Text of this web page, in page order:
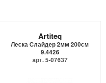
Artiteq
Леска Слайдер 2мм 200см
9.4426
арт. 5-07637